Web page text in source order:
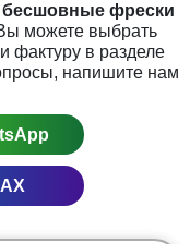
бесшовные фрески
можете выбрать
фактуру в разделе
напишите нам